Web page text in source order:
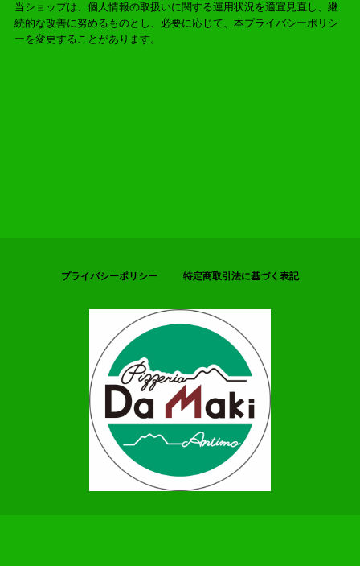
当ショップは、個人情報の取扱いに関する運用状況を適宜見直し、継
続的な改善に努めるものとし、必要に応じて、本プライバシーポリシ
ーを変更することがあります。
プライバシーポリシー 特定商取引法に基づく表記